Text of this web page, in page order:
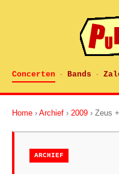
Concerten · Bands ·
Home › Archief › 2009 › Zeus
ARCHIEF